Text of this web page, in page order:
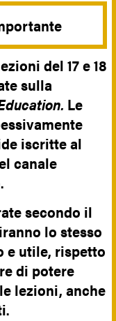
del 17 e 18
sulla
Le
iscritte al
canale
secondo il
lo stesso
e utile, rispetto
di potere
lezioni, anche